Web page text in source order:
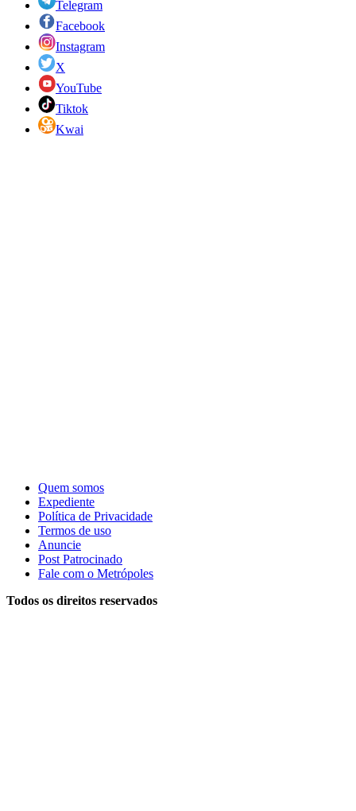
Telegram
Facebook
Instagram
X
YouTube
Tiktok
Kwai
Quem somos
Expediente
Política de Privacidade
Termos de uso
Anuncie
Post Patrocinado
Fale com o Metrópoles
Todos os direitos reservados